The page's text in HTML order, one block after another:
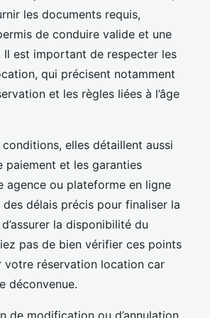
les documents requis,
de conduire valide et une
Il est important de respecter les
qui précisent notamment
et les règles liées à l’âge
elles détaillent aussi
paiement et les garanties
agence ou plateforme en ligne
délais précis pour finaliser la
la disponibilité du
pas de bien vérifier ces points
votre réservation location car
déconvenue.
de modification ou d’annulation,